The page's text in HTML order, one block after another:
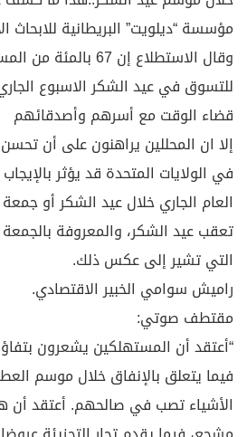
مؤسسة “ديلويت” البريطانية للابحاث
وقال الاستطلاع إن
للتسوق في عيد الشكر الاسبوع
قضاء الوقت مع أسرهم وأصدقائهم
إلا ان المحللين يراهنون على أن
في الولايات المتحدة قد يؤثر
العام الجاري خلال عيد الشكر أو
تعقب عيد الشكر، والمعروفة بالجمعة
التي تشير إلى عكس ذلك.
راميش سوامي الخبير الاقتصادي.
مقتطف صوتي:
“أعتقد أن المستهلكين يشعرون
فيما يتعلق بالإنفاق خلال موسم
الأشياء تصب في صالحهم. أعتقد أن